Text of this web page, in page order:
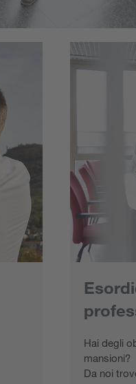
Hai degli
mansioni?
Da noi